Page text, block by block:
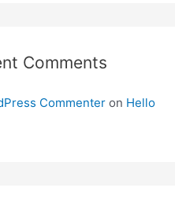
Comments
Commenter on Hello